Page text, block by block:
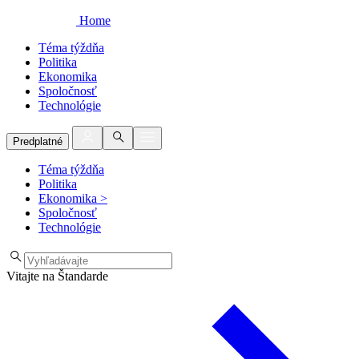
Home
Téma týždňa
Politika
Ekonomika
Spoločnosť
Technológie
Predplatné
Téma týždňa
Politika
Ekonomika >
Spoločnosť
Technológie
Vitajte na Štandarde